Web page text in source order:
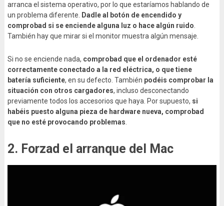
arranca el sistema operativo, por lo que estaríamos hablando de
un problema diferente. Dadle al botón de encendido y
comprobad si se enciende alguna luz o hace algún ruido.
También hay que mirar si el monitor muestra algún mensaje.
Si no se enciende nada, comprobad que el ordenador esté
correctamente conectado a la red eléctrica, o que tiene
batería suficiente, en su defecto. También podéis comprobar la
situación con otros cargadores, incluso desconectando
previamente todos los accesorios que haya. Por supuesto, si
habéis puesto alguna pieza de hardware nueva, comprobad
que no esté provocando problemas.
2. Forzad el arranque del Mac